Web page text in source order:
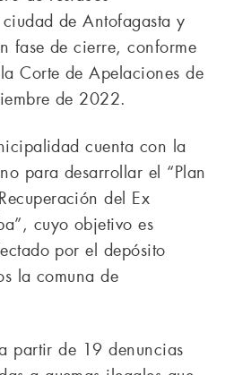
de Antofagasta y
fase de cierre, conforme
Corte de Apelaciones de
de 2022.
cuenta con la
para desarrollar el “Plan
del Ex
cuyo objetivo es
por el depósito
la comuna de
partir de 19 denuncias